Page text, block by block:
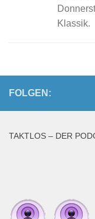
Klassik.
FOLGEN:
TAKTLOS – DER